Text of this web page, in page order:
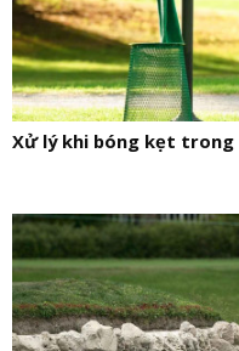
Xử lý khi bóng kẹt trong